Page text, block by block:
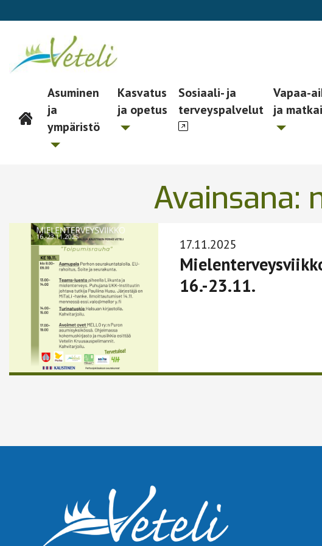
Päävalikko
Asuminen
ja
ympäristö
Kasvatus
ja opetus
Sosiaali- ja
terveyspalvelut
Vapaa-
ja
Avainsana:
17.11.2025
16.-23.11.